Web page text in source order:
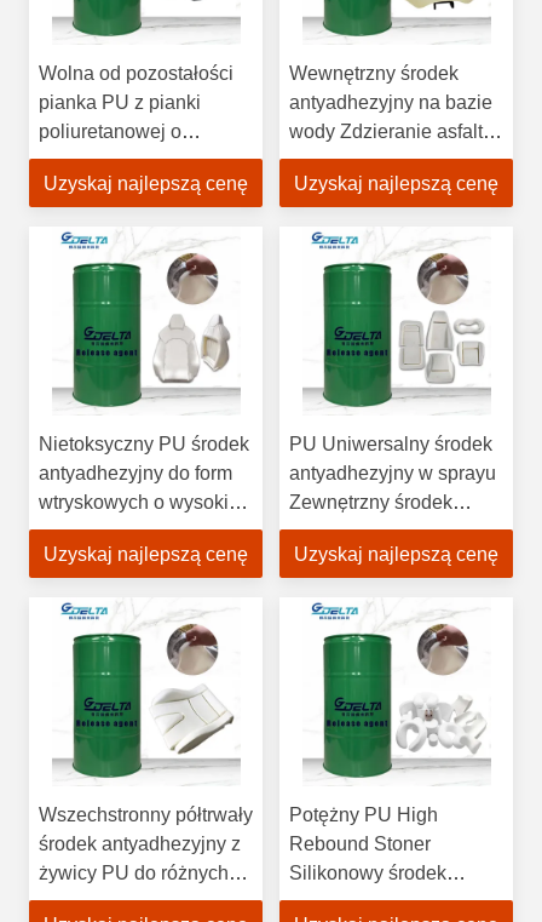
Wolna od pozostałości
pianka PU z pianki
poliuretanowej o
wysokim współczynniku
odbicia dla czystych
Uzyskaj najlepszą cenę
Wewnętrzny środek
antyadhezyjny na bazie
wody Zdzieranie asfaltu
Wyjmowanie z formy PU
o wysokiej sprężystości
Uzyskaj najlepszą cenę
Nietoksyczny PU środek
antyadhezyjny do form
wtryskowych o wysokim
odbiciu do żywicy
poliestrowej
Uzyskaj najlepszą cenę
PU Uniwersalny środek
antyadhezyjny w sprayu
Zewnętrzny środek
antyadhezyjny
Uzyskaj najlepszą cenę
Wszechstronny półtrwały
środek antyadhezyjny z
żywicy PU do różnych
projektów formowania
Potężny PU High
Rebound Stoner
Silikonowy środek
antyadhezyjny do